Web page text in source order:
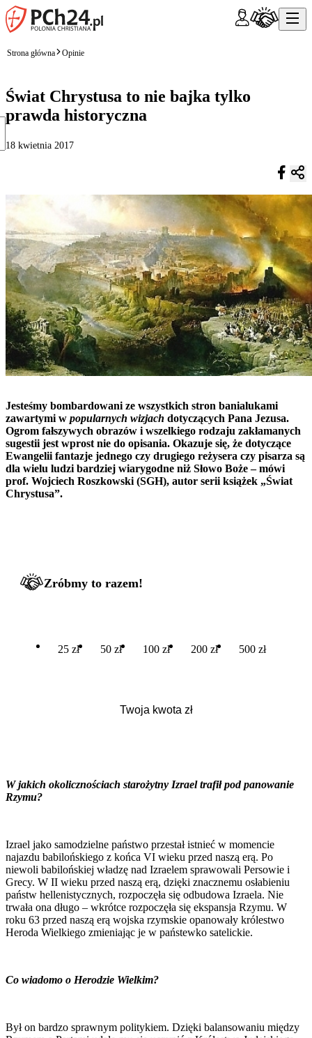
Strona główna Opinie
Świat Chrystusa to nie bajka tylko
prawda historyczna
18 kwietnia 2017
Jesteśmy bombardowani ze wszystkich stron banialukami
zawartymi w popularnych wizjach dotyczących Pana Jezusa.
Ogrom fałszywych obrazów i wszelkiego rodzaju zakłamanych
sugestii jest wprost nie do opisania. Okazuje się, że dotyczące
Ewangelii fantazje jednego czy drugiego reżysera czy pisarza są
dla wielu ludzi bardziej wiarygodne niż Słowo Boże – mówi
prof. Wojciech Roszkowski (SGH), autor serii książek „Świat
Chrystusa”.
Zróbmy to razem!
25 zł 50 zł 100 zł 200 zł 500 zł
W jakich okolicznościach starożytny Izrael trafił pod panowanie
Rzymu?
Izrael jako samodzielne państwo przestał istnieć w momencie
najazdu babilońskiego z końca VI wieku przed naszą erą. Po
niewoli babilońskiej władzę nad Izraelem sprawowali Persowie i
Grecy. W II wieku przed naszą erą, dzięki znacznemu osłabieniu
państw hellenistycznych, rozpoczęła się odbudowa Izraela. Nie
trwała ona długo – wkrótce rozpoczęła się ekspansja Rzymu. W
roku 63 przed naszą erą wojska rzymskie opanowały królestwo
Heroda Wielkiego zmieniając je w państewko satelickie.
Co wiadomo o Herodzie Wielkim?
Był on bardzo sprawnym politykiem. Dzięki balansowaniu między